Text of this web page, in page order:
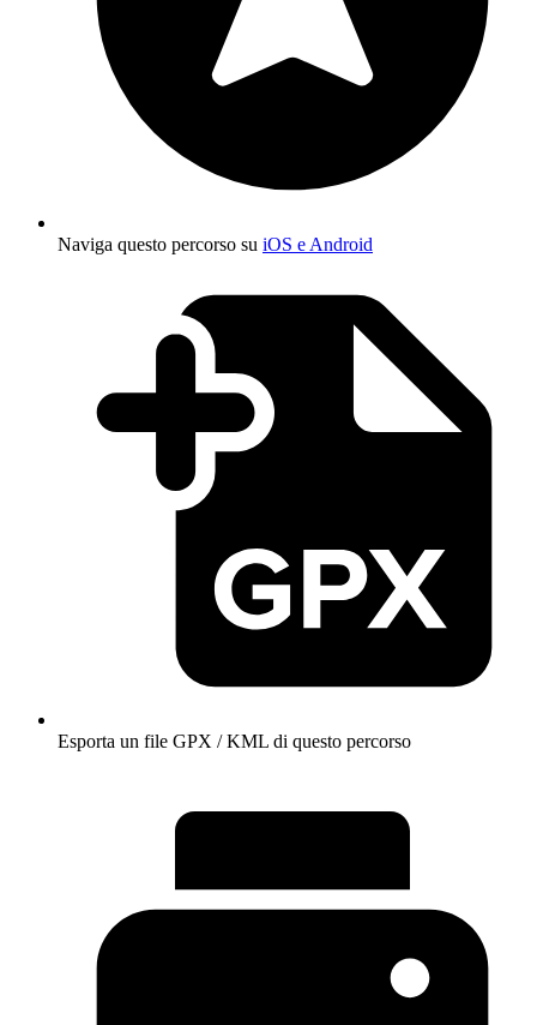
Naviga questo percorso su iOS e Android
Esporta un file GPX / KML di questo percorso